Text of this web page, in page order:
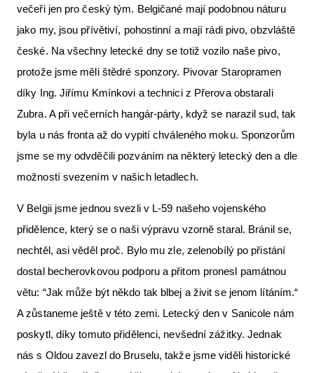
večeři jen pro český tým. Belgičané mají podobnou náturu
jako my, jsou přívětiví, pohostinní a mají rádi pivo, obzvláště
české. Na všechny letecké dny se totiž vozilo naše pivo,
protože jsme měli štědré sponzory. Pivovar Staropramen
díky Ing. Jiřímu Kmínkovi a technici z Přerova obstarali
Zubra. A při večerních hangár-párty, když se narazil sud, tak
byla u nás fronta až do vypití chváleného moku. Sponzorům
jsme se my odvděčili pozváním na některý letecký den a dle
možností svezením v našich letadlech.
V Belgii jsme jednou svezli v L-59 našeho vojenského
přidělence, který se o naši výpravu vzorně staral. Bránil se,
nechtěl, asi věděl proč. Bylo mu zle, zelenobílý po přistání
dostal becherovkovou podporu a přitom pronesl památnou
větu: “Jak může být někdo tak blbej a živit se jenom lítáním.“
A zůstaneme ještě v této zemi. Letecký den v Sanicole nám
poskytl, díky tomuto přidělenci, nevšední zážitky. Jednak
nás s Oldou zavezl do Bruselu, takže jsme viděli historické